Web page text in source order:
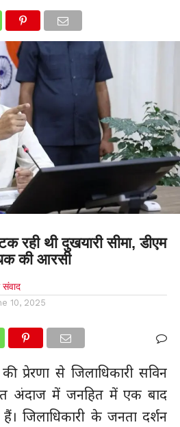
सिंह नगर चंपावतचमोली
टिहरी गढ़वाल
बागेश्वर रुद्रप्रयाग हरिद्वार
रही थी दुखयारी सीमा, डीएम
की आरसी
10, 2025
प्रेरणा से जिलाधिकारी सविन
अंदाज में जनहित में एक बाद
जिलाधिकारी के जनता दर्शन